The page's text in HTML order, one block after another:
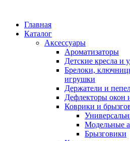
Главная
Каталог
Аксессуары
Ароматизаторы
Детские кресла и
Брелоки,
игрушки
Держатели и
Дефлекторы окон
Коврики и
Модельные
Брызговики